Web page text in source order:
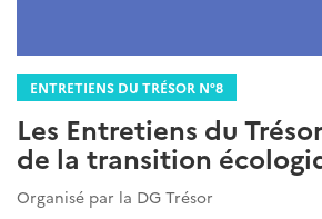
ENTRETIENS DU TRÉSOR N°8
Les Entretiens du
de la transition
Organisé par la DG Trésor